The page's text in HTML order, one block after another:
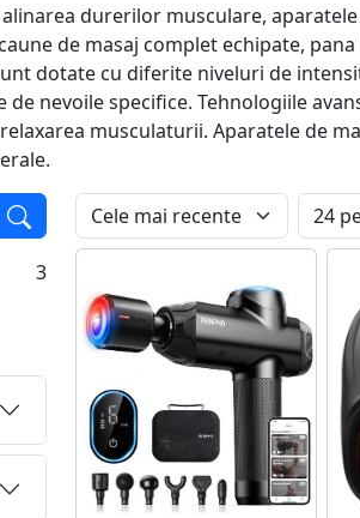
durerilor musculare,
de masaj complet echipate,
dotate cu diferite niveluri de
de nevoile specifice. Tehnologiile
musculaturii. Aparatele de
3